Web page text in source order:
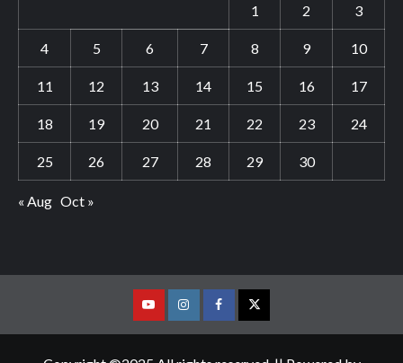
1 2 3
4 5 6 7 8 9 10
11 12 13 14 15 16 17
18 19 20 21 22 23 24
25 26 27 28 29 30
« Aug Oct »
YoutubeVimeoFacebookTwitter